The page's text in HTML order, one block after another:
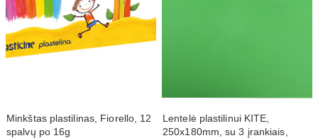
Minkštas plastilinas, Fiorello, 12
spalvų po 16g
Lentelė plastilinui KITE,
250x180mm, su 3 įrankiais,